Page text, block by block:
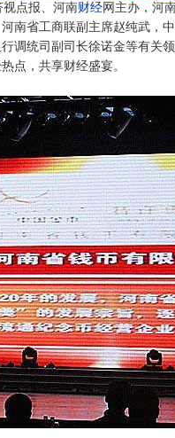
点报、河南财经网主办，河
南省工商联副主席赵纯武，
调统司副司长徐诺金等有关
点，共享财经盛宴。